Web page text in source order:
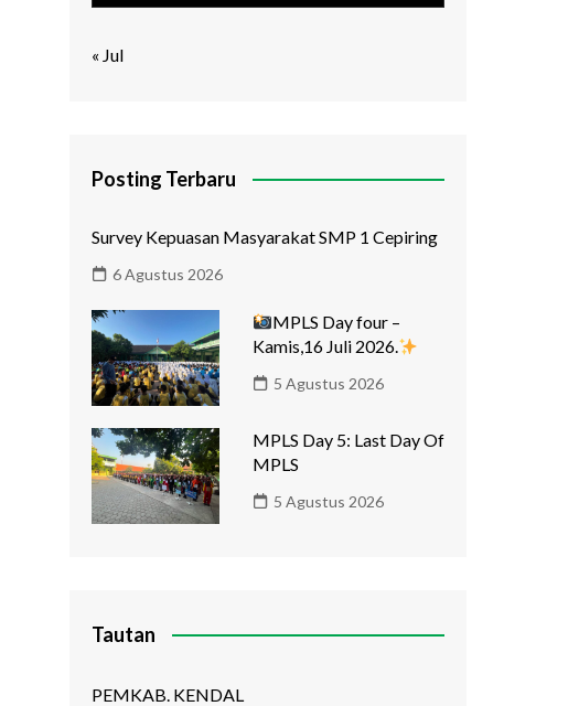
« Jul
Posting Terbaru
Survey Kepuasan Masyarakat SMP 1 Cepiring
6 Agustus 2026
MPLS Day four –
Kamis,16 Juli 2026.
5 Agustus 2026
MPLS Day 5: Last Day Of
MPLS
5 Agustus 2026
Tautan
PEMKAB. KENDAL